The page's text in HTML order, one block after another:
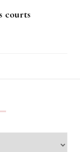
courts